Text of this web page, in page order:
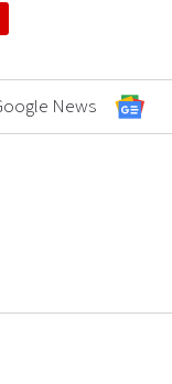
News